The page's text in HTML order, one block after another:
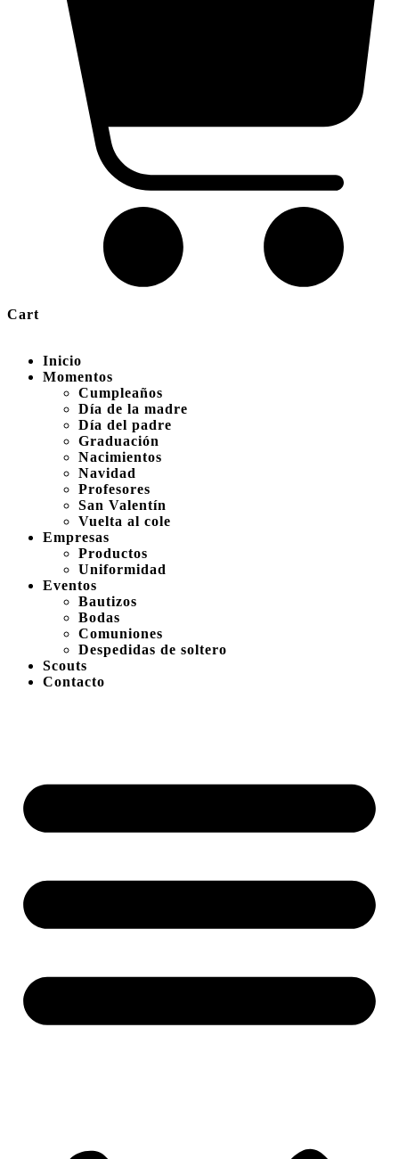
Cart
Inicio
Momentos
Cumpleaños
Día de la madre
Día del padre
Graduación
Nacimientos
Navidad
Profesores
San Valentín
Vuelta al cole
Empresas
Productos
Uniformidad
Eventos
Bautizos
Bodas
Comuniones
Despedidas de soltero
Scouts
Contacto